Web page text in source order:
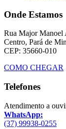
Onde Estamos
Rua Major Manoel
Centro, Pará de
CEP: 35660-010
COMO CHEGAR
Telefones
Atendimento a
WhatsApp:
(37) 99938-0255